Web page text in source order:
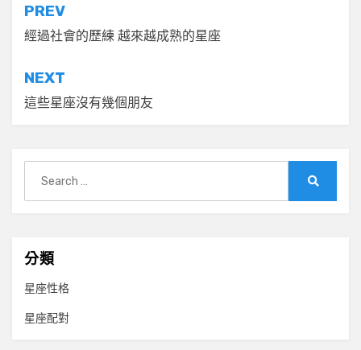
文
章
導
覽
PREV
經過社會的歷練 越來越成熟的星座
NEXT
這些星座沒有幾個朋友
for:
分類
星座性格
星座配對